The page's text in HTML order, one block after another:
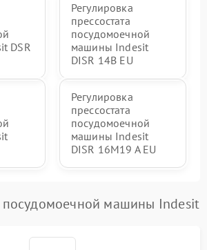
DSR
Регулировка
прессостата
посудомоечной
машины Indesit
DISR 14B EU
Регулировка
прессостата
посудомоечной
машины Indesit
DISR 16M19 A EU
посудомоечной машины Indesit